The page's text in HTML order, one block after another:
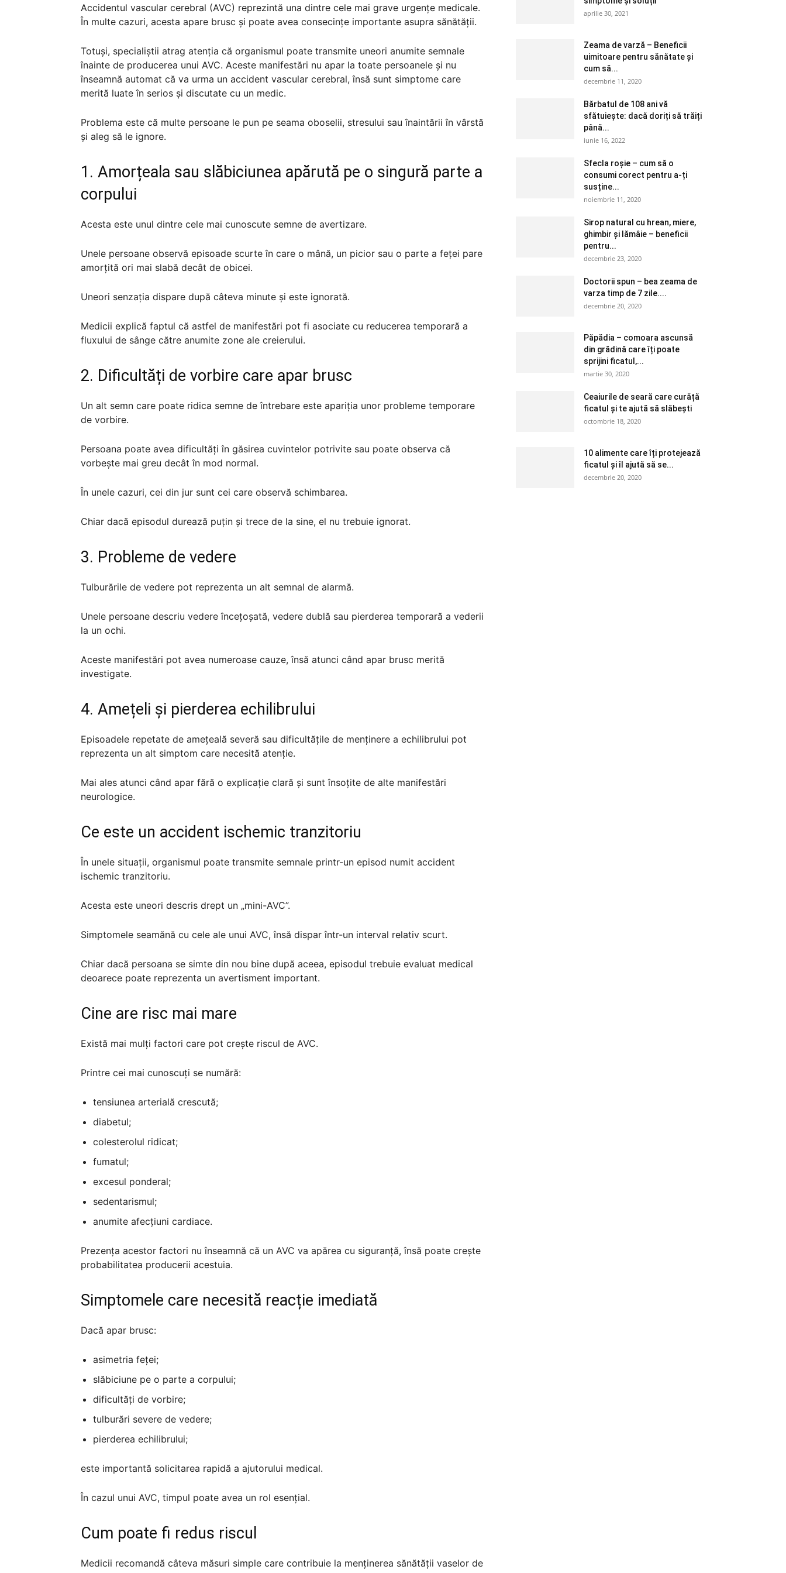
Accidentul vascular cerebral (AVC) reprezintă una dintre cele mai grave urgențe medicale.
În multe cazuri, acesta apare brusc și poate avea consecințe importante asupra sănătății.
Totuși, specialiștii atrag atenția că organismul poate transmite uneori anumite semnale
înainte de producerea unui AVC. Aceste manifestări nu apar la toate persoanele și nu
înseamnă automat că va urma un accident vascular cerebral, însă sunt simptome care
merită luate în serios și discutate cu un medic.
Problema este că multe persoane le pun pe seama oboselii, stresului sau înaintării în vârstă
și aleg să le ignore.
1. Amorțeala sau slăbiciunea apărută pe o singură parte a
corpului
Acesta este unul dintre cele mai cunoscute semne de avertizare.
Unele persoane observă episoade scurte în care o mână, un picior sau o parte a feței pare
amorțită ori mai slabă decât de obicei.
Uneori senzația dispare după câteva minute și este ignorată.
Medicii explică faptul că astfel de manifestări pot fi asociate cu reducerea temporară a
fluxului de sânge către anumite zone ale creierului.
2. Dificultăți de vorbire care apar brusc
Un alt semn care poate ridica semne de întrebare este apariția unor probleme temporare
de vorbire.
Persoana poate avea dificultăți în găsirea cuvintelor potrivite sau poate observa că
vorbește mai greu decât în mod normal.
În unele cazuri, cei din jur sunt cei care observă schimbarea.
Chiar dacă episodul durează puțin și trece de la sine, el nu trebuie ignorat.
3. Probleme de vedere
Tulburările de vedere pot reprezenta un alt semnal de alarmă.
Unele persoane descriu vedere încețoșată, vedere dublă sau pierderea temporară a vederii
la un ochi.
Aceste manifestări pot avea numeroase cauze, însă atunci când apar brusc merită
investigate.
4. Amețeli și pierderea echilibrului
Episoadele repetate de amețeală severă sau dificultățile de menținere a echilibrului pot
reprezenta un alt simptom care necesită atenție.
Mai ales atunci când apar fără o explicație clară și sunt însoțite de alte manifestări
neurologice.
Ce este un accident ischemic tranzitoriu
În unele situații, organismul poate transmite semnale printr-un episod numit accident
ischemic tranzitoriu.
Acesta este uneori descris drept un „mini-AVC”.
Simptomele seamănă cu cele ale unui AVC, însă dispar într-un interval relativ scurt.
Chiar dacă persoana se simte din nou bine după aceea, episodul trebuie evaluat medical
deoarece poate reprezenta un avertisment important.
Cine are risc mai mare
Există mai mulți factori care pot crește riscul de AVC.
Printre cei mai cunoscuți se numără:
tensiunea arterială crescută;
diabetul;
colesterolul ridicat;
fumatul;
excesul ponderal;
sedentarismul;
anumite afecțiuni cardiace.
Prezența acestor factori nu înseamnă că un AVC va apărea cu siguranță, însă poate crește
probabilitatea producerii acestuia.
Simptomele care necesită reacție imediată
Dacă apar brusc:
asimetria feței;
slăbiciune pe o parte a corpului;
dificultăți de vorbire;
tulburări severe de vedere;
pierderea echilibrului;
este importantă solicitarea rapidă a ajutorului medical.
În cazul unui AVC, timpul poate avea un rol esențial.
Cum poate fi redus riscul
Medicii recomandă câteva măsuri simple care contribuie la menținerea sănătății vaselor de
aprilie 30, 2021
Zeama de varză – Beneficii
uimitoare pentru sănătate și
cum să...
decembrie 11, 2020
Bărbatul de 108 ani vă
sfătuiește: dacă doriți să trăiți
până...
iunie 16, 2022
Sfecla roșie – cum să o
consumi corect pentru a-ți
susține...
noiembrie 11, 2020
Sirop natural cu hrean, miere,
ghimbir și lămâie – beneficii
pentru...
decembrie 23, 2020
Doctorii spun – bea zeama de
varza timp de 7 zile....
decembrie 20, 2020
Păpădia – comoara ascunsă
din grădină care îți poate
sprijini ficatul,...
martie 30, 2020
Ceaiurile de seară care curăță
ficatul și te ajută să slăbești
octombrie 18, 2020
10 alimente care îți protejează
ficatul și îl ajută să se...
decembrie 20, 2020